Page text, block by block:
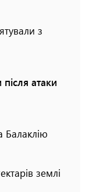
з
атаки
Балаклію
землі